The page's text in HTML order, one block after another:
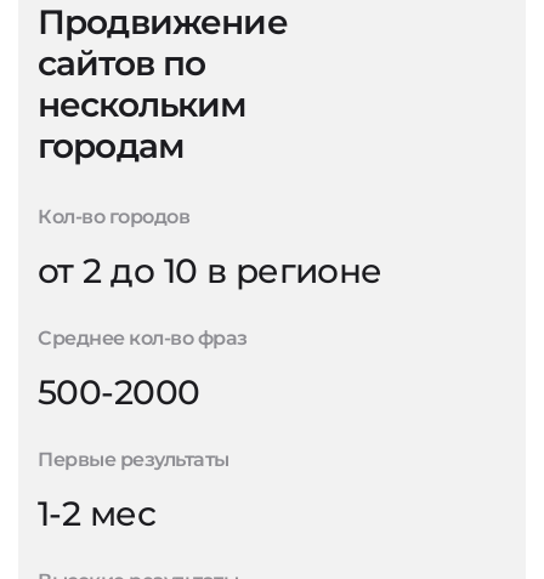
Продвижение
сайтов по
нескольким
городам
Кол-во городов
от 2 до 10 в регионе
Среднее кол-во фраз
500-2000
Первые результаты
1-2 мес